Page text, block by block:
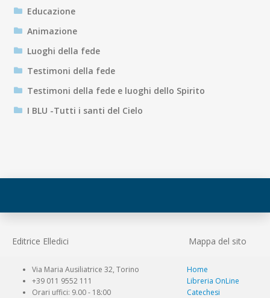
Educazione
Animazione
Luoghi della fede
Testimoni della fede
Testimoni della fede e luoghi dello Spirito
I BLU -Tutti i santi del Cielo
Editrice Elledici Mappa del sito
Via Maria Ausiliatrice 32, Torino
+39 011 9552 111
Orari uffici: 9.00 - 18:00
Home
Libreria OnLine
Catechesi